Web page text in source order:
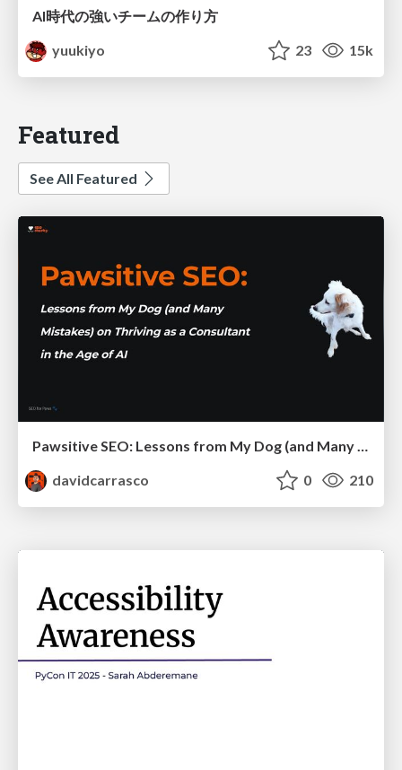
AI時代の強いチームの作り方
yuukiyo
23 15k
Featured
See All Featured
Pawsitive SEO: Lessons from My Dog (and Many Mistakes) on Thriving as a Consultant in the Age of AI
davidcarrasco
0 210